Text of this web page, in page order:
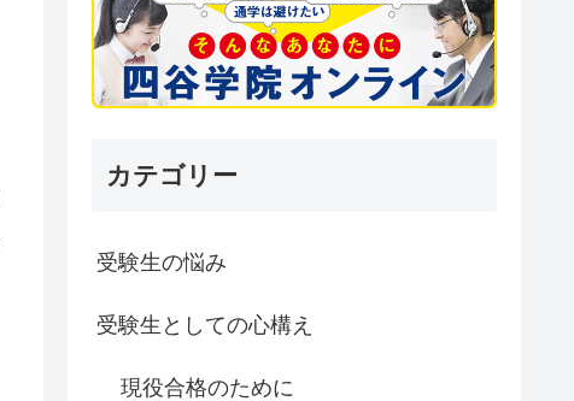
カテゴリー
受験生の悩み
受験生としての心構え
現役合格のために